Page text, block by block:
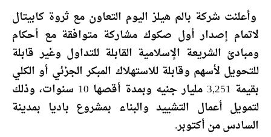
وأعلنت شركة بالم هيلز اليوم التعاون مع ثروة كابيتال
لاتمام إصدار أول صكوك مشاركة متوافقة مع أحكام
ومبادئ الشريعة الإسلامية القابلة للتداول وغير قابلة
للتحويل لأسهم وقابلة للاستهلاك المبكر الجزئي أو الكلي
بقيمة 3,251 مليار جنيه وبمدة أقصها 10 سنوات، وذلك
لتمويل أعمال التشييد والبناء بمشروع باديا بمدينة
السادس من أكتوبر.